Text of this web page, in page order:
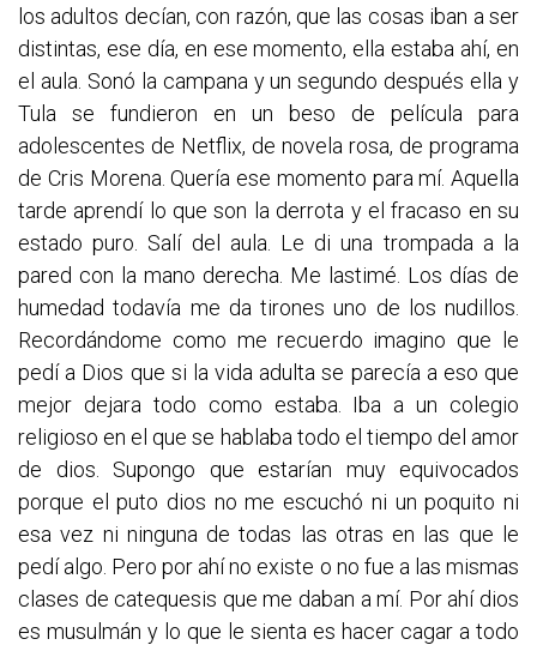
los adultos decían, con razón, que las cosas iban a ser
distintas, ese día, en ese momento, ella estaba ahí, en
el aula. Sonó la campana y un segundo después ella y
Tula se fundieron en un beso de película para
adolescentes de Netflix, de novela rosa, de programa
de Cris Morena. Quería ese momento para mí. Aquella
tarde aprendí lo que son la derrota y el fracaso en su
estado puro. Salí del aula. Le di una trompada a la
pared con la mano derecha. Me lastimé. Los días de
humedad todavía me da tirones uno de los nudillos.
Recordándome como me recuerdo imagino que le
pedí a Dios que si la vida adulta se parecía a eso que
mejor dejara todo como estaba. Iba a un colegio
religioso en el que se hablaba todo el tiempo del amor
de dios. Supongo que estarían muy equivocados
porque el puto dios no me escuchó ni un poquito ni
esa vez ni ninguna de todas las otras en las que le
pedí algo. Pero por ahí no existe o no fue a las mismas
clases de catequesis que me daban a mí. Por ahí dios
es musulmán y lo que le sienta es hacer cagar a todo